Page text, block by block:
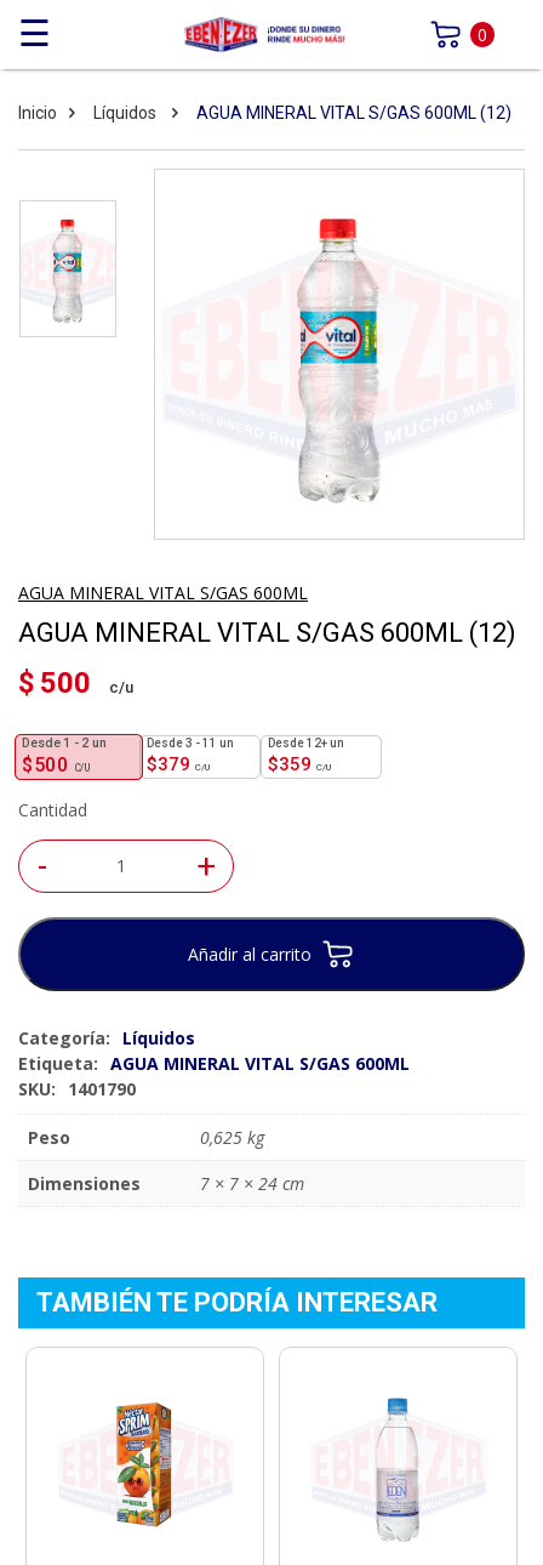
☰ 0
Inicio Líquidos AGUA MINERAL VITAL S/GAS 600ML (12)
AGUA MINERAL VITAL S/GAS 600ML
AGUA MINERAL VITAL S/GAS 600ML (12)
$ 500
$500
1 - 2 un
$379
3 - 11 un
$359
12+ un
Cantidad
- +
Añadir al carrito
Categoría:
Líquidos
Etiqueta: AGUA MINERAL VITAL S/GAS 600ML
SKU:
1401790
Peso
0,625 kg
Dimensiones
7 × 7 × 24 cm
TAMBIÉN TE PODRÍA INTERESAR